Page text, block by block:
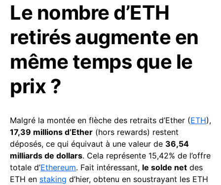
Le nombre d’ETH
retirés augmente en
même temps que le
prix ?
Malgré la montée en flèche des retraits d’Ether (ETH),
17,39 millions d’Ether (hors rewards) restent
déposés, ce qui équivaut à une valeur de 36,54
milliards de dollars. Cela représente 15,42% de l’offre
totale d’Ethereum. Fait intéressant, le solde net des
ETH en staking d’hier, obtenu en soustrayant les ETH